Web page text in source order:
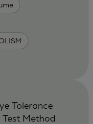
Tolerance
Method